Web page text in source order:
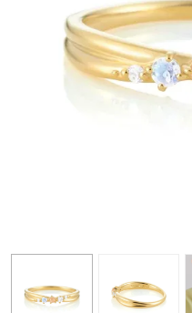
ブランド
カテゴリー